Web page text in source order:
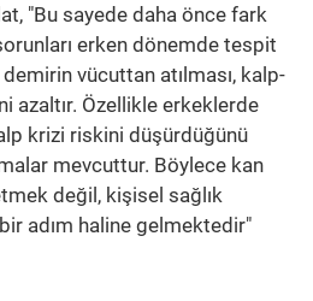
"Bu sayede daha önce fark
erken dönemde tespit
vücuttan atılması, kalp-
azaltır. Özellikle erkeklerde
krizi riskini düşürdüğünü
mevcuttur. Böylece kan
değil, kişisel sağlık
adım haline gelmektedir"